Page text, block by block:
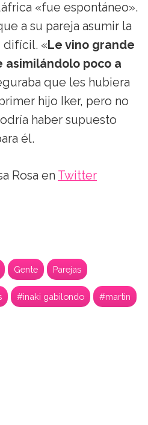
«fue espontáneo».
a su pareja asumir la
difícil. «Le vino grande
asimilándolo poco a
que les hubiera
hijo Iker, pero no
haber supuesto
él.
Rosa en Twitter
Gente Parejas
#inaki gabilondo #martin